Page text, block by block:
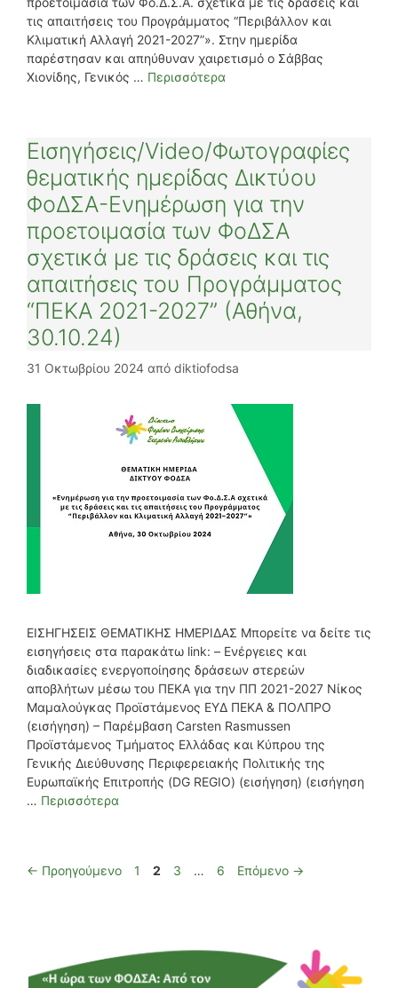
τις απαιτήσεις του Προγράμματος “Περιβάλλον και
Κλιματική Αλλαγή 2021-2027”». Στην ημερίδα
παρέστησαν και απηύθυναν χαιρετισμό ο Σάββας
Χιονίδης, Γενικός … Περισσότερα
Εισηγήσεις/Video/Φωτογραφίες
θεματικής ημερίδας Δικτύου
ΦοΔΣΑ-Ενημέρωση για την
προετοιμασία των ΦοΔΣΑ
σχετικά με τις δράσεις και τις
απαιτήσεις του Προγράμματος
“ΠΕΚΑ 2021-2027” (Αθήνα,
30.10.24)
31 Οκτωβρίου 2024 από diktiofodsa
ΕΙΣΗΓΗΣΕΙΣ ΘΕΜΑΤΙΚΗΣ ΗΜΕΡΙΔΑΣ Μπορείτε να δείτε τις
εισηγήσεις στα παρακάτω link: – Ενέργειες και
διαδικασίες ενεργοποίησης δράσεων στερεών
αποβλήτων μέσω του ΠΕΚΑ για την ΠΠ 2021-2027 Νίκος
Μαμαλούγκας Προϊστάμενος ΕΥΔ ΠΕΚΑ & ΠΟΛΠΡΟ
(εισήγηση) – Παρέμβαση Carsten Rasmussen
Προϊστάμενος Τμήματος Ελλάδας και Κύπρου της
Γενικής Διεύθυνσης Περιφερειακής Πολιτικής της
Ευρωπαϊκής Επιτροπής (DG REGIO) (εισήγηση) (εισήγηση
… Περισσότερα
← Προηγούμενο Σελίδα
1 Σελίδα
2 Σελίδα
3 … Σελίδα
6 Επόμενο →